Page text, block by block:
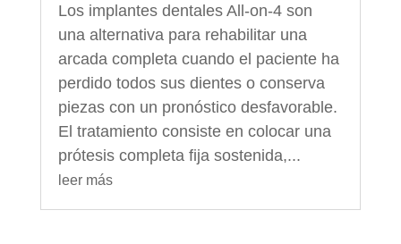
Los implantes dentales All-on-4 son
una alternativa para rehabilitar una
arcada completa cuando el paciente ha
perdido todos sus dientes o conserva
piezas con un pronóstico desfavorable.
El tratamiento consiste en colocar una
prótesis completa fija sostenida,...
leer más